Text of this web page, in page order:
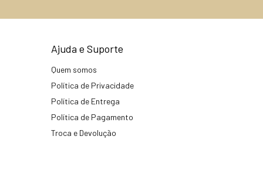
Ajuda e Suporte
Quem somos
Política de Privacidade
Política de Entrega
Política de Pagamento
Troca e Devolução